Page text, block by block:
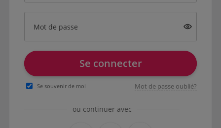
Mot de passe
Se connecter
Se souvenir de moi Mot de passe oublié?
ou continuer avec